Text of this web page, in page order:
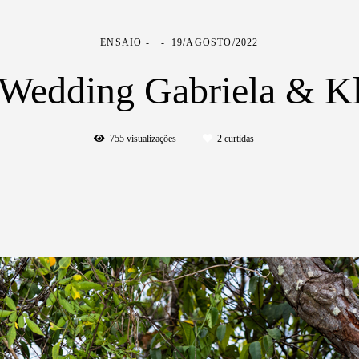
ENSAIO 19/AGOSTO/2022
Gabriela &
755visualizações 2curtidas